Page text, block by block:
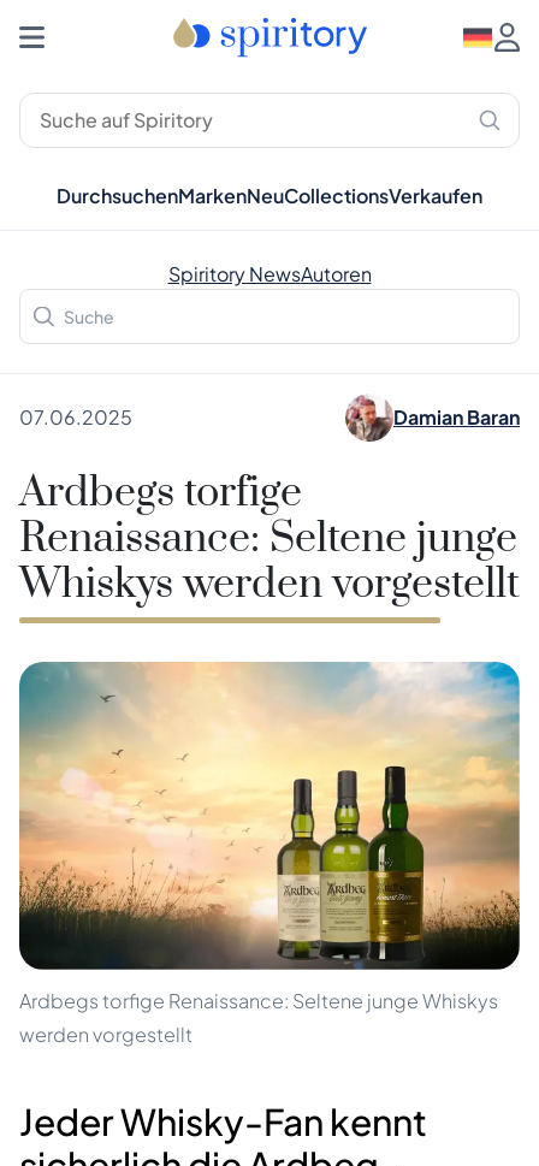
DurchsuchenMarkenNeuCollectionsVerkaufen
Spiritory NewsAutoren
07.06.2025 Damian Baran
Ardbegs torfige
Renaissance: Seltene junge
Whiskys werden vorgestellt
Ardbegs torfige Renaissance: Seltene junge Whiskys
werden vorgestellt
Jeder Whisky-Fan kennt